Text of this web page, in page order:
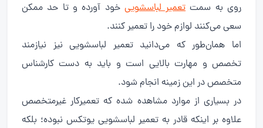
روی به سمتتعمیر لباسشویی خود آورده و تا حد ممکن
سعی می‌کنند لوازم خود را تعمیر کنند.
اما همان‌طور که می‌دانید تعمیر لباسشویی نیز نیازمند
تخصص و مهارت بالایی است و باید به دست کارشناس
متخصص در این زمینه انجام شود.
در بسیاری از موارد مشاهده شده که تعمیرکار غیرمتخصص
علاوه بر اینکه قادر به تعمیر لباسشویی یوتکس نبوده؛ بلکه